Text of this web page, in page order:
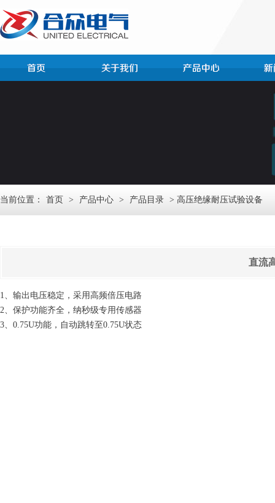
当前位置： 首页 > 产品中心 > 产品目录 > 高压绝缘耐压试验设备
直流
1、输出电压稳定，采用高频倍压电路
2、保护功能齐全，纳秒级专用传感器
3、0.75U功能，自动跳转至0.75U状态